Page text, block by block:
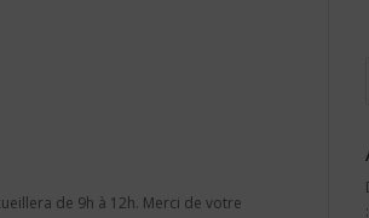
de 9h à 12h. Merci de votre